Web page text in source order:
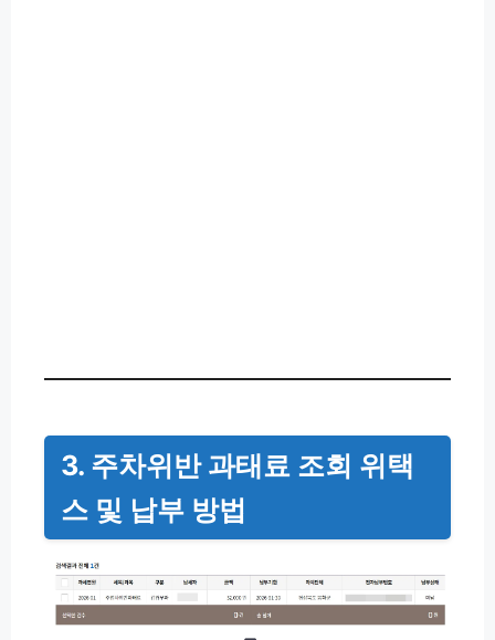
3. 주차위반 과태료 조회 위택
스 및 납부 방법